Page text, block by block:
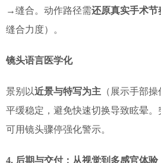
→缝合。动作路径需还原真实手术节
缝合力度）。
镜头语言医学化
景别以近景与特写为主 （展示手部
平缓稳定，避免快速切换导致眩晕。
可用镜头骤停强化警示。
4. 后期与交付：从视觉到多感官体验